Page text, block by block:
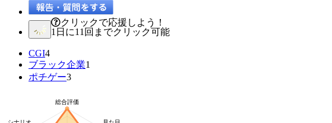
クリックで応援しよう！
1日に11回までクリック可能
CGI4
ブラック企業1
ポチゲー3